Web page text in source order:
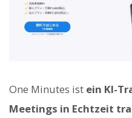
One Minutes ist ein KI-
Meetings in Echtzeit